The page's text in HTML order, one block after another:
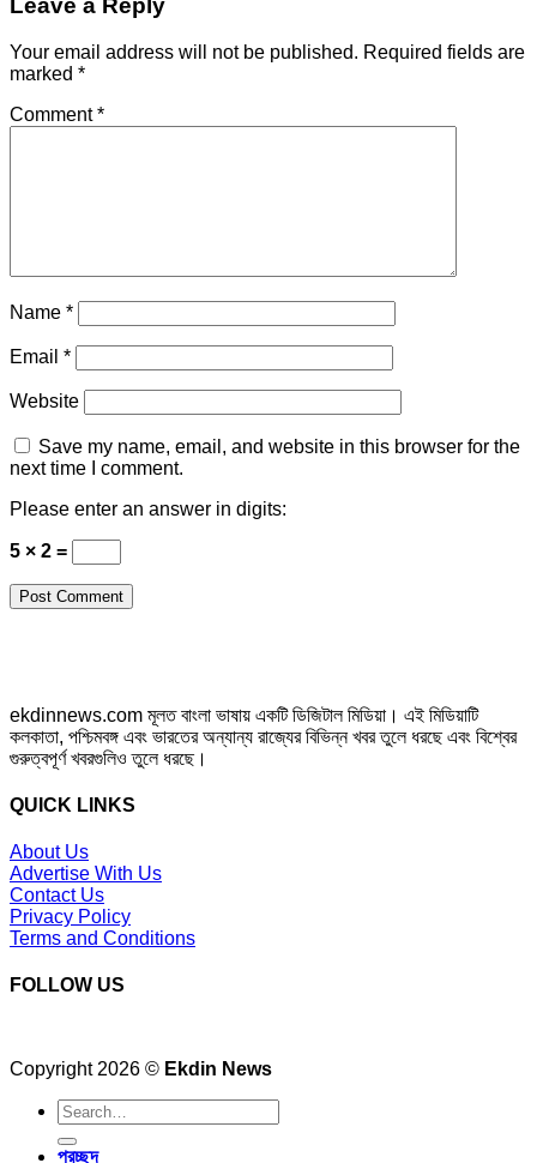
Leave a Reply
Your email address will not be published. Required fields are
marked *
Comment*
Name *
Email *
Website
Save my name, email, and website in this browser for the
next time I comment.
Please enter an answer in digits:
5 × 2 =
ekdinnews.com মূলত বাংলা ভাষায় একটি ডিজিটাল মিডিয়া। এই মিডিয়াটি
কলকাতা, পশ্চিমবঙ্গ এবং ভারতের অন্যান্য রাজ্যের বিভিন্ন খবর তুলে ধরছে এবং বিশ্বের
গুরুত্বপূর্ণ খবরগুলিও তুলে ধরছে।
QUICK LINKS
About Us
Advertise With Us
Contact Us
Privacy Policy
Terms and Conditions
FOLLOW US
Copyright 2026 © Ekdin News
প্রচ্ছদ